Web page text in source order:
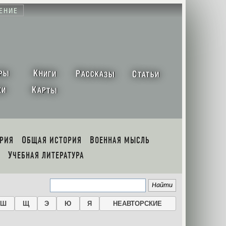
КНИГИ РАССКАЗЫ СТАТЬИ
КАРТЫ
ОБЩАЯ ИСТОРИЯ
ВОЕННАЯ МЫСЛЬ
УЧЕБНАЯ ЛИТЕРАТУРА
Ш Щ Э Ю Я НЕАВТОРСКИЕ